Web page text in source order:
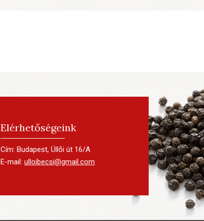
Elérhetőségeink
Cím: Budapest, Üllői út 16/A
E-mail: ulloibecsi@gmail.com